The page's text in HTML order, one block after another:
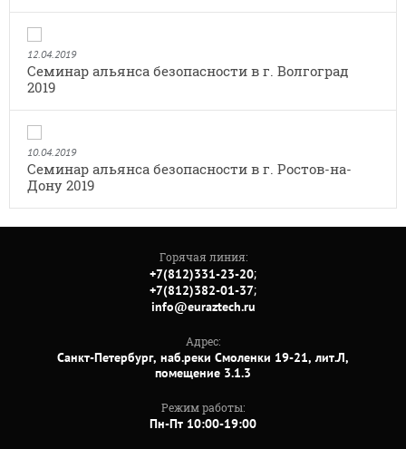
12.04.2019
Семинар альянса безопасности в г. Волгоград
2019
10.04.2019
Семинар альянса безопасности в г. Ростов-на-
Дону 2019
Горячая линия:
+7(812)331-23-20;
+7(812)382-01-37;
info@euraztech.ru
Адрес:
Санкт-Петербург, наб.реки Смоленки 19-21, лит.Л,
помещение 3.1.3
Режим работы:
Пн-Пт 10:00-19:00